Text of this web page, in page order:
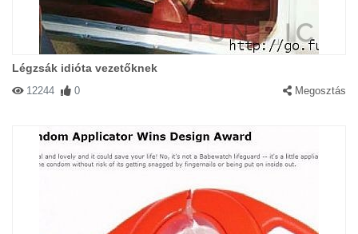
Légzsák idióta vezetőknek
12244 0 Megosztás